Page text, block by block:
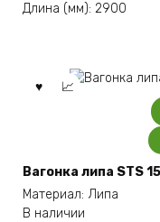
Длина (мм): 2900
Вагонка липа STS
Материал: Липа
В наличии